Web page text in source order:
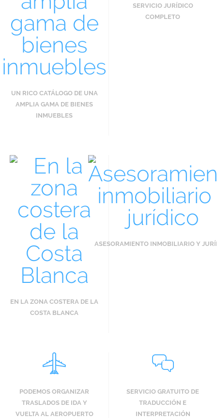
UN RICO CATÁLOGO DE UNA
AMPLIA GAMA DE BIENES
INMUEBLES
SERVICIO JURÍDICO
COMPLETO
EN LA ZONA COSTERA DE LA
COSTA BLANCA
ASESORAMIENTO INMOBILIARIO Y
PODEMOS ORGANIZAR
TRASLADOS DE IDA Y
VUELTA AL AEROPUERTO
SERVICIO GRATUITO DE
TRADUCCIÓN E
INTERPRETACIÓN